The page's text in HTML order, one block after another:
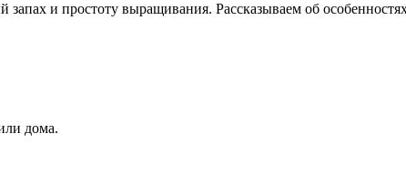
и простоту выращивания. Рассказываем об
дома.